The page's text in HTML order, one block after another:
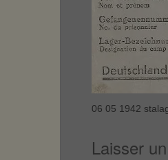
06 05 1942
Laisser